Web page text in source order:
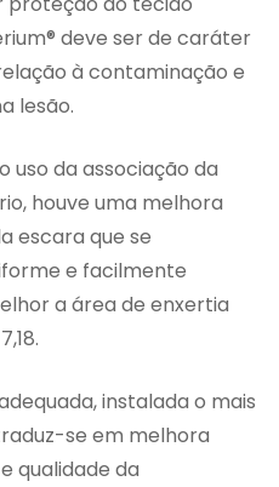
deve ser de caráter
à contaminação e
lesão.
uso da associação da
houve uma melhora
escara que se
e facilmente
a área de enxertia
instalada o mais
se em melhora
qualidade da